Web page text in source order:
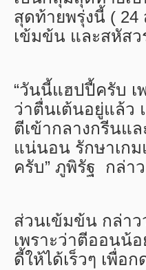
สุดท้ายพรุ่งนี้ ( 24
เข้มข้น และสหัสว
“วันนี้แฮปปี้ครับ
ว่าตื่นเต้นอยู่แล้ว
ตีเข้ากลางกรีนแ
แน่นอน รักษาเก
ครับ” ภูพิรัฐ กล่าว
ส่วนเข้มข้น กล่าว
เพราะว่าตีออนน้
ดี้ให้ได้เร็วๆ เพื่อ